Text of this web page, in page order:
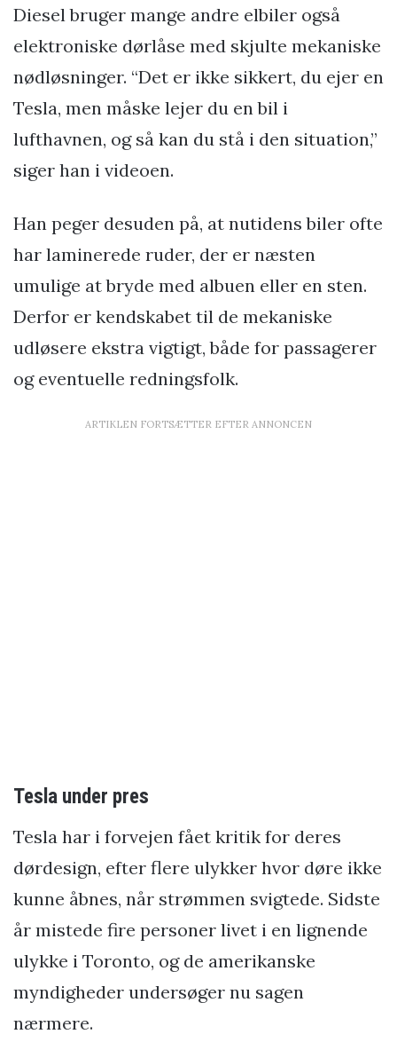
Diesel bruger mange andre elbiler også
elektroniske dørlåse med skjulte mekaniske
nødløsninger. “Det er ikke sikkert, du ejer en
Tesla, men måske lejer du en bil i
lufthavnen, og så kan du stå i den situation,”
siger han i videoen.
Han peger desuden på, at nutidens biler ofte
har laminerede ruder, der er næsten
umulige at bryde med albuen eller en sten.
Derfor er kendskabet til de mekaniske
udløsere ekstra vigtigt, både for passagerer
og eventuelle redningsfolk.
ARTIKLEN FORTSÆTTER EFTER ANNONCEN
Tesla under pres
Tesla har i forvejen fået kritik for deres
dørdesign, efter flere ulykker hvor døre ikke
kunne åbnes, når strømmen svigtede. Sidste
år mistede fire personer livet i en lignende
ulykke i Toronto, og de amerikanske
myndigheder undersøger nu sagen
nærmere.